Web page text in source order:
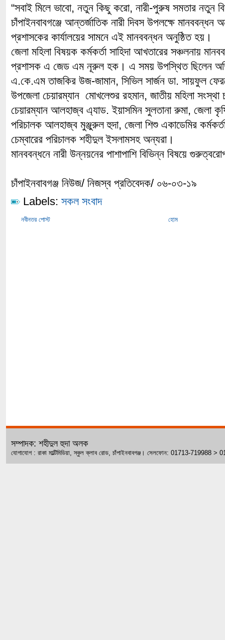
“সবাই মিলে ভাবো, নতুন কিছু করো, নারী-পুরুষ সমতার নতুন
চাঁপাইনবাবগঞ্জে আন্তর্জাতিক নারী দিবস উপলক্ষে মানববন্ধন
প্রশাসকের কার্যালয়ের সামনে এই মানববন্ধন অনুষ্ঠিত হয়।
জেলা মহিলা বিষয়ক কর্মকর্তা সাহিদা আখতারের সঞ্চলনায়
প্রশাসক এ জেড এম নূরুল হক। এ সময় উপস্থিত ছিলেন
এ.কে.এম তাজকির উজ-জামান, সিভিল সার্জন ডা. সায়ফুল
উপজেলা চেয়ারম্যান মোখলেশুর রহমান, জাতীয় মহিলা সংস্থা
চেয়ারম্যান আলহাজ্ব এ্যাড. ইয়াসমিন সুলতানা রুমা, জেলা
পরিচালক আলহাজ্ব মুঞ্জুরুল হুদা, জেলা শিশু একাডেমির
চেম্বারের পরিচালক শহীদুল ইসলামসহ অন্যরা।
মানববন্ধনে নারী উন্নয়নের পাশাপাশি বিভিন্ন বিষয়ে
চাঁপাইনবাবগঞ্জ নিউজ/ নিজস্ব প্রতিবেদক/ ০৬-০৩-১৯
Labels: সকল সংবাদ
নবীনতর পোস্ট হোম
সম্পাদক: শহীদুল হুদা অলক
যোগাযোগ : রাকা মাল্টিমিডিয়া, স্কুল ক্লাব রোড, চাঁপাইনবাবগঞ্জ। সেলফোন: 01713-